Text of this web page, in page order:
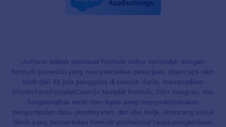
Jotform adalah pembuat formulir online termudah dengan
formulir powerful yang menyelesaikan pekerjaan, dipercaya oleh
lebih dari 35 juta pengguna di seluruh dunia, menampilkan
{footerFormTemplatCount}+ templat formulir, 150+ integrasi, dan
fungsionalitas seret-dan-lepas yang menyederhanakan
pengumpulan data, pembayaran, dan alur kerja, dirancang untuk
bisnis yang memerlukan formulir profesional tanpa pengkodean.